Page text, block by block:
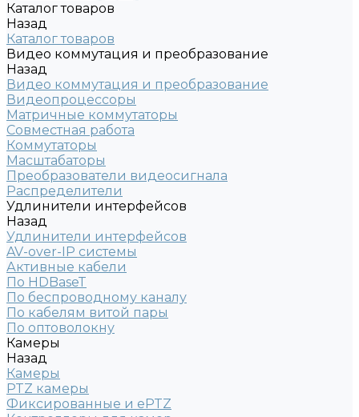
Каталог товаров
Назад
Каталог товаров
Видео коммутация и преобразование
Назад
Видео коммутация и преобразование
Видеопроцессоры
Матричные коммутаторы
Совместная работа
Коммутаторы
Масштабаторы
Преобразователи видеосигнала
Распределители
Удлинители интерфейсов
Назад
Удлинители интерфейсов
AV-over-IP системы
Активные кабели
По HDBaseT
По беспроводному каналу
По кабелям витой пары
По оптоволокну
Камеры
Назад
Камеры
PTZ камеры
Фиксированные и ePTZ